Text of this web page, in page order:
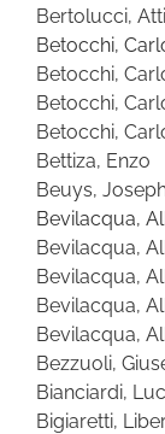
Bertolucci,
Betocchi,
Betocchi,
Betocchi,
Betocchi,
Bettiza, Enzo
Beuys,
Bevilacqua,
Bevilacqua,
Bevilacqua,
Bevilacqua,
Bevilacqua,
Bezzuoli,
Bianciardi,
Bigiaretti,